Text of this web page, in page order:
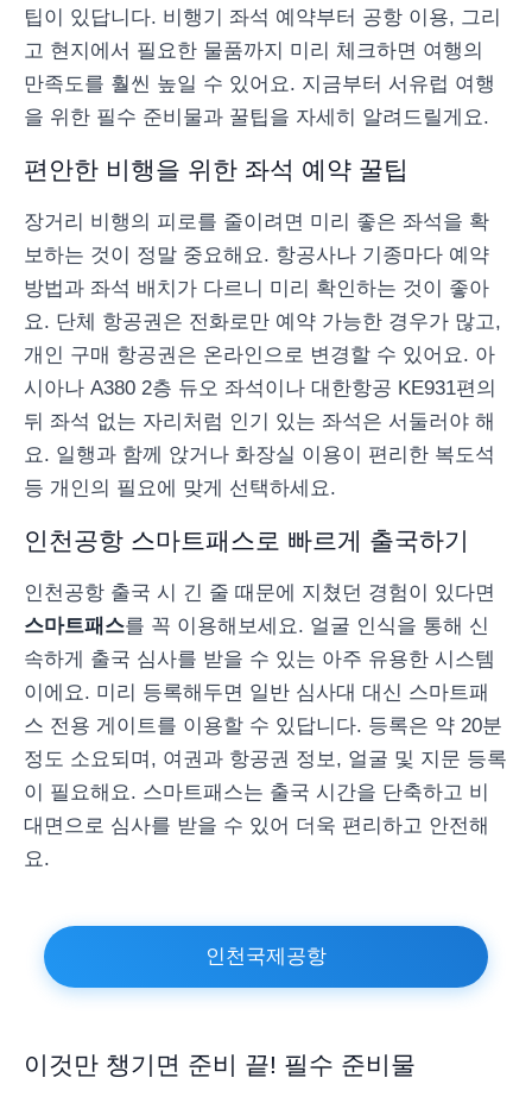
팁이 있답니다. 비행기 좌석 예약부터 공항 이용, 그리
고 현지에서 필요한 물품까지 미리 체크하면 여행의
만족도를 훨씬 높일 수 있어요. 지금부터 서유럽 여행
을 위한 필수 준비물과 꿀팁을 자세히 알려드릴게요.
편안한 비행을 위한 좌석 예약 꿀팁
장거리 비행의 피로를 줄이려면 미리 좋은 좌석을 확
보하는 것이 정말 중요해요. 항공사나 기종마다 예약
방법과 좌석 배치가 다르니 미리 확인하는 것이 좋아
요. 단체 항공권은 전화로만 예약 가능한 경우가 많고,
개인 구매 항공권은 온라인으로 변경할 수 있어요. 아
시아나 A380 2층 듀오 좌석이나 대한항공 KE931편의
뒤 좌석 없는 자리처럼 인기 있는 좌석은 서둘러야 해
요. 일행과 함께 앉거나 화장실 이용이 편리한 복도석
등 개인의 필요에 맞게 선택하세요.
인천공항 스마트패스로 빠르게 출국하기
인천공항 출국 시 긴 줄 때문에 지쳤던 경험이 있다면
스마트패스를 꼭 이용해보세요. 얼굴 인식을 통해 신
속하게 출국 심사를 받을 수 있는 아주 유용한 시스템
이에요. 미리 등록해두면 일반 심사대 대신 스마트패
스 전용 게이트를 이용할 수 있답니다. 등록은 약 20분
정도 소요되며, 여권과 항공권 정보, 얼굴 및 지문 등록
이 필요해요. 스마트패스는 출국 시간을 단축하고 비
대면으로 심사를 받을 수 있어 더욱 편리하고 안전해
요.
인천국제공항
이것만 챙기면 준비 끝! 필수 준비물